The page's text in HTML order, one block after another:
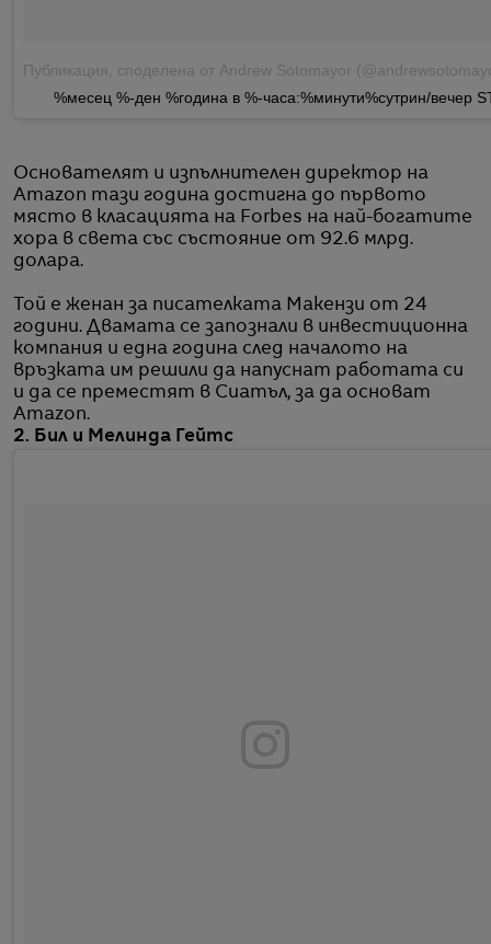
Публикация, споделена от Andrew Sotomayor
%месец %-ден %година в %-часа:%минути%сутрин/вечер
Основателят и изпълнителен директор на
Amazon тази година достигна до първото
място в класацията на Forbes на най-богатите
хора в света със състояние от 92.6 млрд.
долара.
Той е женан за писателката Макензи от 24
години. Двамата се запознали в инвестиционна
компания и една година след началото на
връзката им решили да напуснат работата си
и да се преместят в Сиатъл, за да основат
Amazon.
2. Бил и Мелинда Гейтс